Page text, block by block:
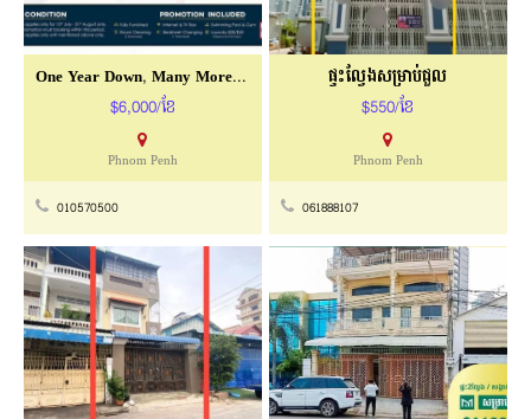
One Year Down, Many More To Go!
$6,000/ខែ
Phnom Penh
010570500
ផ្ទះល្វែងសម្រាប់ជួល
$550/ខែ
Phnom Penh
061888107